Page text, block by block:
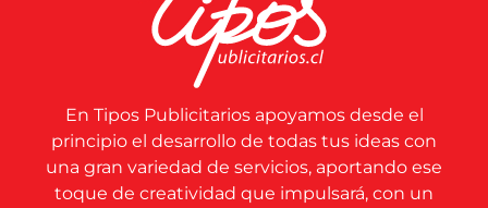
En Tipos Publicitarios apoyamos desde el
principio el desarrollo de todas tus ideas con
una gran variedad de servicios, aportando ese
toque de creatividad que impulsará, con un